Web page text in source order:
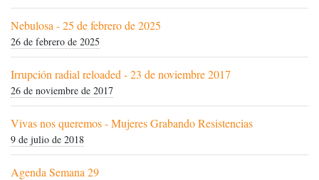
Nebulosa - 25 de febrero de 2025
26 de febrero de 2025
Irrupción radial reloaded - 23 de noviembre 2017
26 de noviembre de 2017
Vivas nos queremos - Mujeres Grabando Resistencias
9 de julio de 2018
Agenda Semana 29